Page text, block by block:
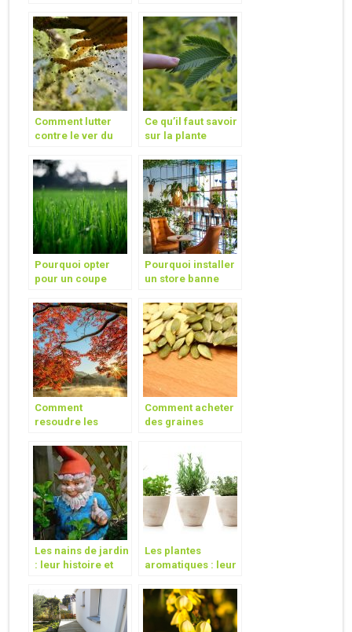
meuble de jardin
Comment lutter
contre le ver du
Ce qu’il faut savoir
sur la plante
Pourquoi opter
pour un coupe
sans fil ?
Pourquoi installer
un store banne
Comment
resoudre les
l’Erable du Japon ?
Comment acheter
des graines
Les nains de jardin
: leur histoire et
Les plantes
aromatiques : leur
quelques astuces
pour les cultiver